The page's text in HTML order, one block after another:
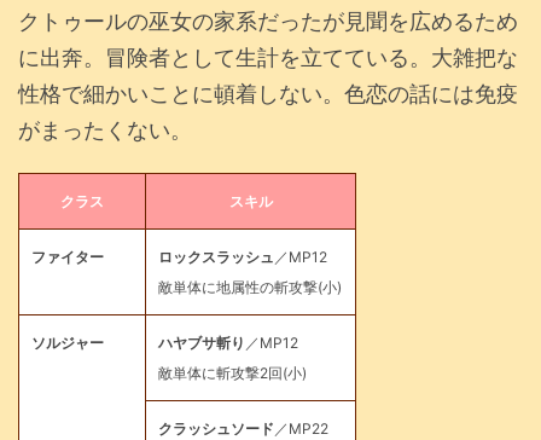
クトゥールの巫女の家系だったが見聞を広めるため
に出奔。冒険者として生計を立てている。大雑把な
性格で細かいことに頓着しない。色恋の話には免疫
がまったくない。
クラス スキル
ファイター ロックスラッシュ ／MP12
敵単体に地属性の斬攻撃(小)
ソルジャー ハヤブサ斬り ／MP12
敵単体に斬攻撃2回(小)
クラッシュソード ／MP22